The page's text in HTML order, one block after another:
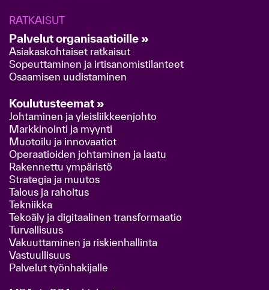
RATKAISUT
Palvelut organisaatioille »
Asiakaskohtaiset ratkaisut
Sopeuttaminen ja irtisanomistilanteet
Osaamisen uudistaminen
Koulutusteemat »
Johtaminen ja yleisliikkeenjohto
Markkinointi ja myynti
Muotoilu ja innovaatiot
Operaatioiden johtaminen ja laatu
Rakennettu ympäristö
Strategia ja muutos
Talous ja rahoitus
Tekniikka
Tekoäly ja digitaalinen transformaatio
Turvallisuus
Vakuuttaminen ja riskienhallinta
Vastuullisuus
Palvelut työnhakijalle